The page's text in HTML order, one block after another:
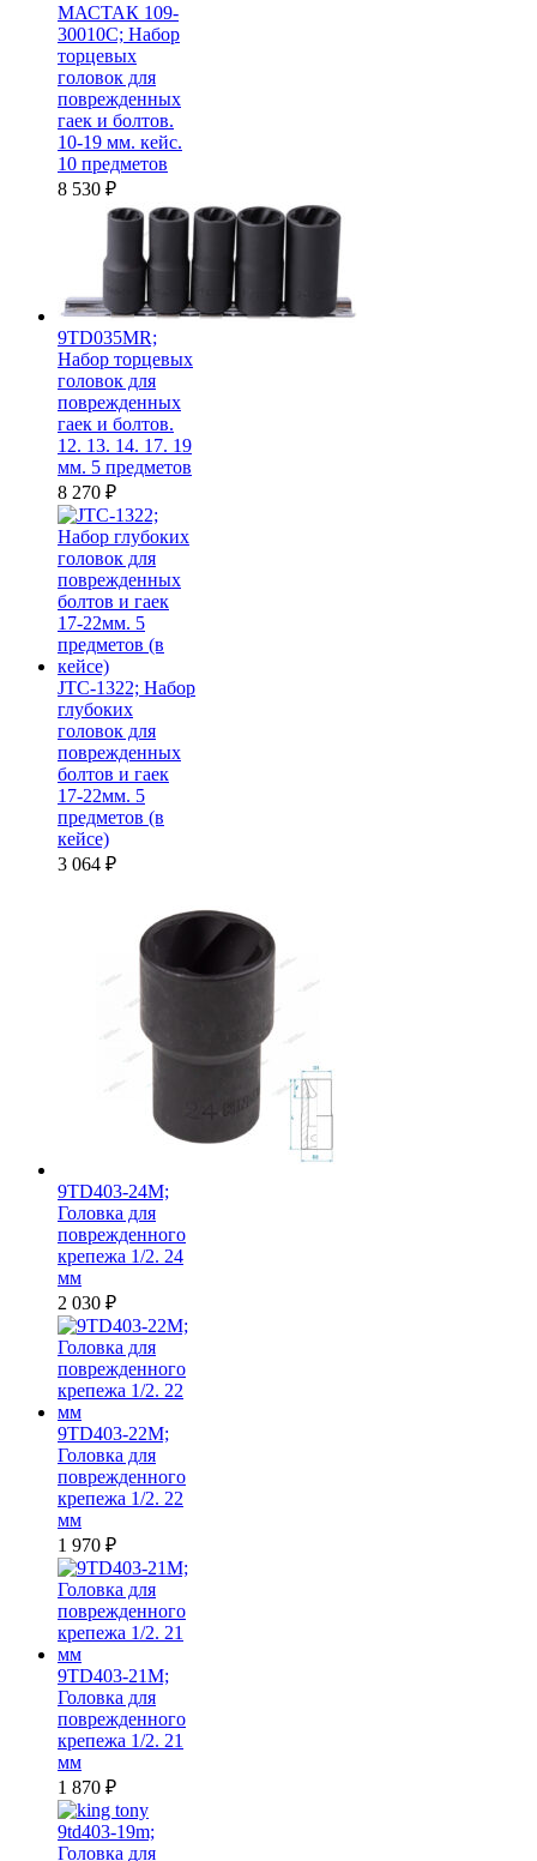
МАСТАК 109-
30010C; Набор
торцевых
головок для
поврежденных
гаек и болтов.
10-19 мм. кейс.
10 предметов
8 530 ₽
9TD035MR;
Набор торцевых
головок для
поврежденных
гаек и болтов.
12. 13. 14. 17. 19
мм. 5 предметов
8 270 ₽
JTC-1322; Набор
глубоких
головок для
поврежденных
болтов и гаек
17-22мм. 5
предметов (в
кейсе)
3 064 ₽
9TD403-24M;
Головка для
поврежденного
крепежа 1/2. 24
мм
2 030 ₽
9TD403-22M;
Головка для
поврежденного
крепежа 1/2. 22
мм
1 970 ₽
9TD403-21M;
Головка для
поврежденного
крепежа 1/2. 21
мм
1 870 ₽